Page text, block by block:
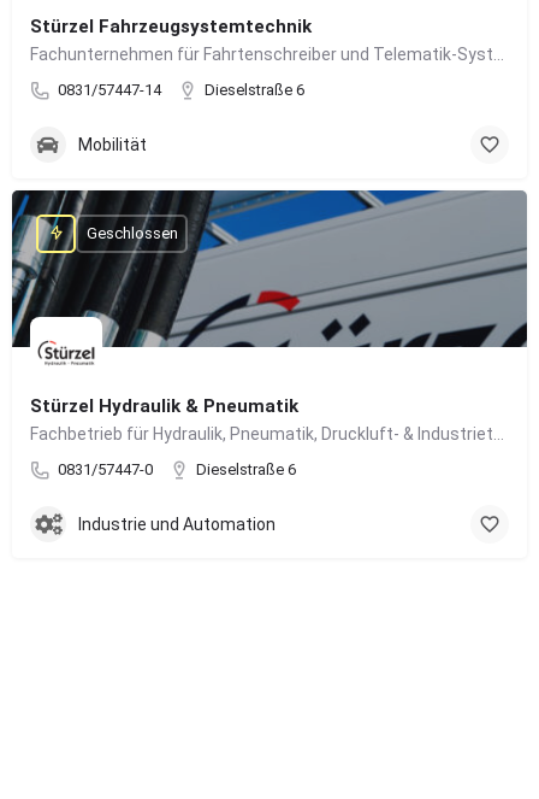
Stürzel Fahrzeugsystemtechnik
0831/57447-14 Dieselstraße 6
Mobilität
Stürzel Hydraulik & Pneumatik
0831/57447-0 Dieselstraße 6
Geschlossen
Industrie und Automation